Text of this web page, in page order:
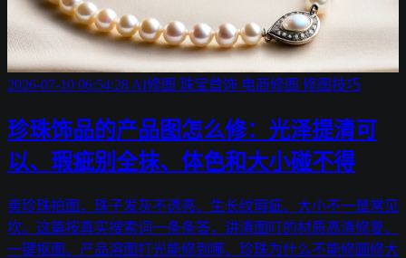
2026-07-10 06:54:28 AI修图 珠宝首饰 电商修图 修图技巧
珍珠饰品的产品图怎么修：光泽提清可
以、瑕疵别全抹、体色和大小碰不得
卖珍珠拍图，珠子发灰不透亮、生长纹瑕疵、大小不一是常见
坎。这篇按真实搜索词一条条答，讲清图叮的材质高清修复、
一键抠图、产品溶图打光能修到哪、珍珠为什么不能修圆修大